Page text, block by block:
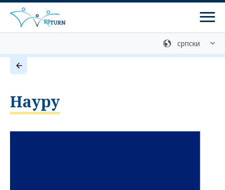
Медијска библиотека Контакт
Службе за консултације
Програми
Науру